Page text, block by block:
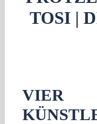
TOSI |
VIER